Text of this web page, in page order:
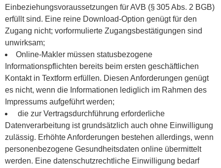
Einbeziehungsvoraussetzungen für AVB (§ 305 Abs. 2 BGB)
erfüllt sind. Eine reine Download-Option genügt für den
Zugang nicht; vorformulierte Zugangsbestätigungen sind
unwirksam;
Online-Makler müssen statusbezogene
Informationspflichten bereits beim ersten geschäftlichen
Kontakt in Textform erfüllen. Diesen Anforderungen genügt
es nicht, wenn die Informationen lediglich im Rahmen des
Impressums aufgeführt werden;
die zur Vertragsdurchführung erforderliche
Datenverarbeitung ist grundsätzlich auch ohne Einwilligung
zulässig. Erhöhte Anforderungen bestehen allerdings, wenn
personenbezogene Gesundheitsdaten online übermittelt
werden. Eine datenschutzrechtliche Einwilligung bedarf